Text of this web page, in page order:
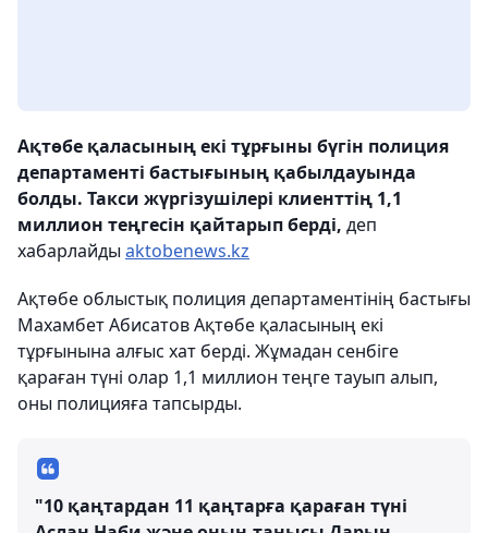
Ақтөбе қаласының екі тұрғыны бүгін полиция
департаменті бастығының қабылдауында
болды. Такси жүргізушілері клиенттің 1,1
миллион теңгесін қайтарып берді, деп
хабарлайды aktobenews.kz
Ақтөбе облыстық полиция департаментінің бастығы
Махамбет Абисатов Ақтөбе қаласының екі
тұрғынына алғыс хат берді. Жұмадан сенбіге
қараған түні олар 1,1 миллион теңге тауып алып,
оны полицияға тапсырды.
"10 қаңтардан 11 қаңтарға қараған түні